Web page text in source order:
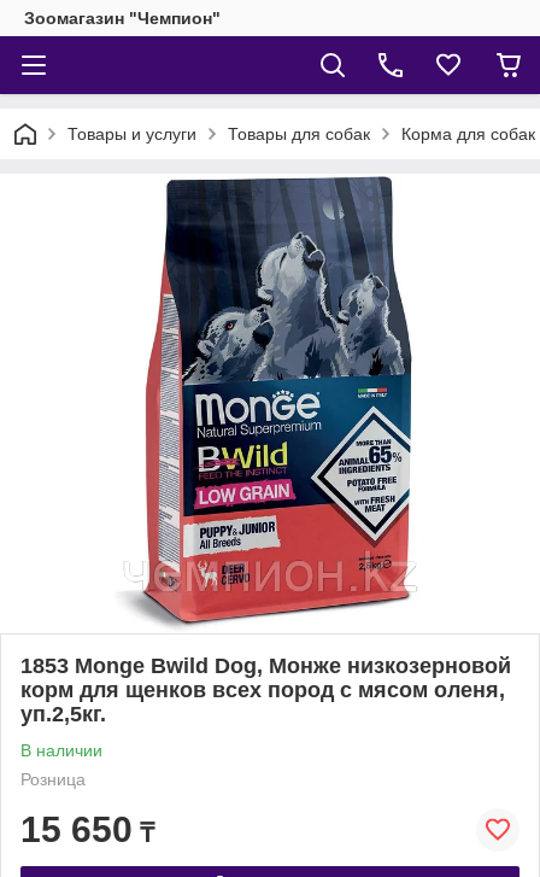
Зоомагазин "Чемпион"
Товары и услуги Товары для собак Корма для собак
1853 Monge Bwild Dog, Монже низкозерновой
корм для щенков всех пород с мясом оленя,
уп.2,5кг.
В наличии
Розница
15 650 ₸